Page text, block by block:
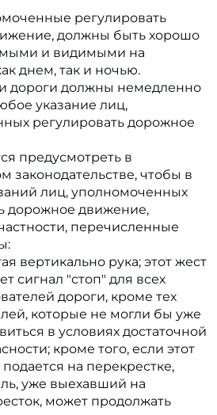
регулировать
должны быть хорошо
и видимыми на
днем, так и ночью.
дороги должны немедленно
указание лиц,
регулировать дорожное
предусмотреть в
законодательстве, чтобы в
лиц, уполномоченных
дорожное движение,
перечисленные
вертикально рука; этот жест
сигнал "стоп" для всех
дороги, кроме тех
которые не могли бы уже
в условиях достаточной
кроме того, если этот
на перекрестке,
уже выехавший на
может продолжать